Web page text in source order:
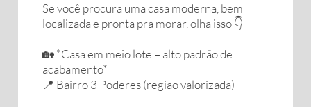
Se você procura uma casa moderna, bem
localizada e pronta pra morar, olha isso 👇
🏡 *Casa em meio lote – alto padrão de
acabamento*
📍 Bairro 3 Poderes (região valorizada)